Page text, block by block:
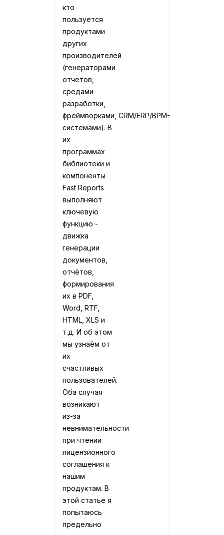
кто
пользуется
продуктами
других
производителей
(генераторами
отчётов,
средами
разработки,
фреймворками, CRM/ERP/BPM-
системами). В
их
программах
библиотеки и
компоненты
Fast Reports
выполняют
ключевую
функцию -
движка
генерации
документов,
отчётов,
формирования
их в PDF,
Word, RTF,
HTML, XLS и
т.д. И об этом
мы узнаём от
их
счастливых
пользователей.
Оба случая
возникают
из-за
невнимательности
при чтении
лицензионного
соглашения к
нашим
продуктам. В
этой статье я
попытаюсь
предельно